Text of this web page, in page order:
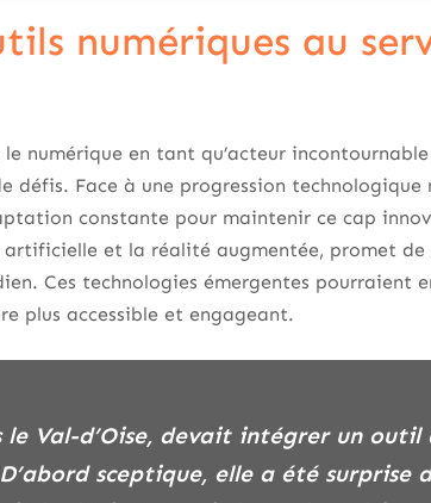
numériques au
le numérique en tant qu’acteur
défis. Face à une progression
constante pour maintenir ce cap
artificielle et la réalité augmentée, promet de
Ces technologies émergentes pourraient
plus accessible et engageant.
sceptique, elle a été surprise